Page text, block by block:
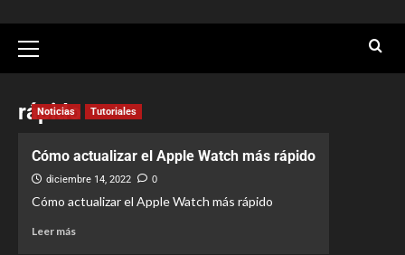
rápido
Noticias Tutoriales
Cómo actualizar el Apple Watch más rápido
diciembre 14, 2022 0
Cómo actualizar el Apple Watch más rápido
Leer más